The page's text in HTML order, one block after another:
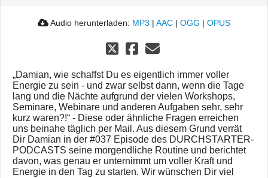
Audio herunterladen: MP3 | AAC | OGG | OPUS
„Damian, wie schaffst Du es eigentlich immer voller
Energie zu sein - und zwar selbst dann, wenn die Tage
lang und die Nächte aufgrund der vielen Workshops,
Seminare, Webinare und anderen Aufgaben sehr, sehr
kurz waren?!“ - Diese oder ähnliche Fragen erreichen
uns beinahe täglich per Mail. Aus diesem Grund verrät
Dir Damian in der #037 Episode des DURCHSTARTER-
PODCASTS seine morgendliche Routine und berichtet
davon, was genau er unternimmt um voller Kraft und
Energie in den Tag zu starten. Wir wünschen Dir viel